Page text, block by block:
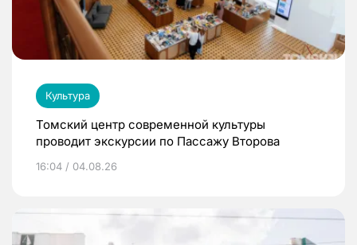
Культура
Томский центр современной культуры
проводит экскурсии по Пассажу Второва
16:04 / 04.08.26